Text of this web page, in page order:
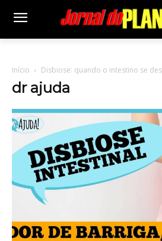
Início Disbiose: quando o intestino se
dr ajuda